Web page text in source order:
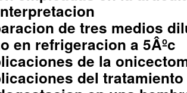
de tres medios
en refrigeracion a 5Âºc
de la
del